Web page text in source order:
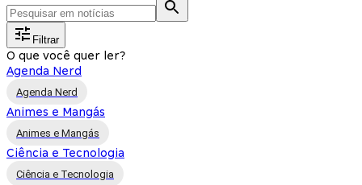
Filtrar
O que você quer ler?
Agenda Nerd
Agenda Nerd
Animes e Mangás
Animes e Mangás
Ciência e Tecnologia
Ciência e Tecnologia